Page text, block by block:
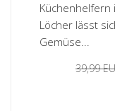
Küchenhelfern
Löcher lässt
Gemüse...
39,99